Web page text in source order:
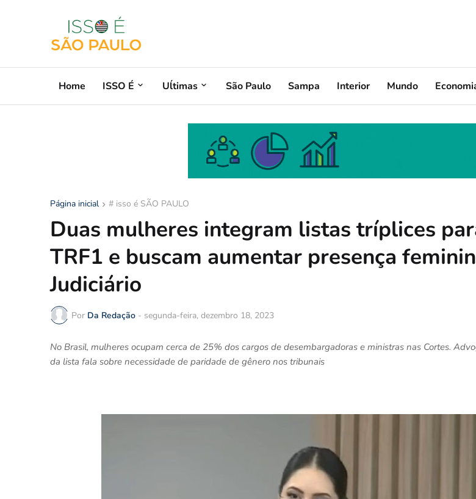
Home ISSO É Uĺtimas São Paulo Sampa Interior Mundo
Página inicial # isso é SÃO PAULO
Duas mulheres integram listas tríplices
TRF1 e buscam aumentar presença
Judiciário
Por Da Redação - segunda-feira, dezembro 18, 2023
No Brasil, mulheres ocupam cerca de 25% dos cargos de desembargadoras e ministras nas Cortes.
da lista fala sobre necessidade de paridade de gênero nos tribunais